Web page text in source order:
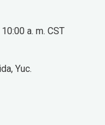
a. m. CST
Yuc.